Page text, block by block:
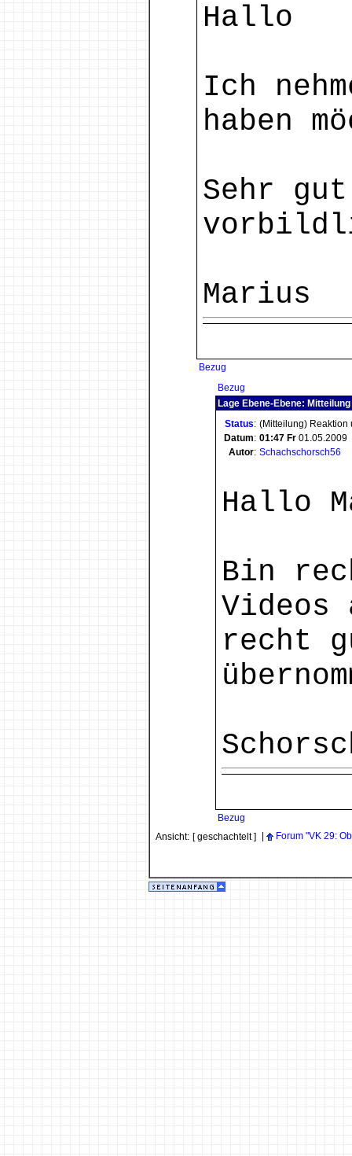
Hallo
Ich
haben
Sehr
Marius
Bezug
Bezug
Lage Ebene-Ebene: Mitteilung
Status: (Mitteilung)
Datum: 01:47 Fr 01.05.2009
Autor: Schachschorsch56
Hallo
Bin
Videos
recht
Bezug
Ansicht: [ geschachtelt ] Forum "VK 29: